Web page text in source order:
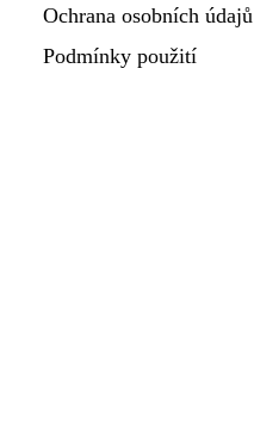
Ochrana osobních údajů
Podmínky použití